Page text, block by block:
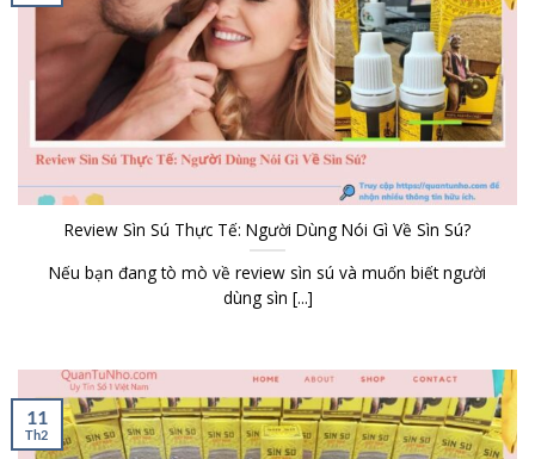
Review Sìn Sú Thực Tế: Người Dùng Nói Gì Về Sìn Sú?
Nếu bạn đang tò mò về review sìn sú và muốn biết người
dùng sìn [...]
11
Th2